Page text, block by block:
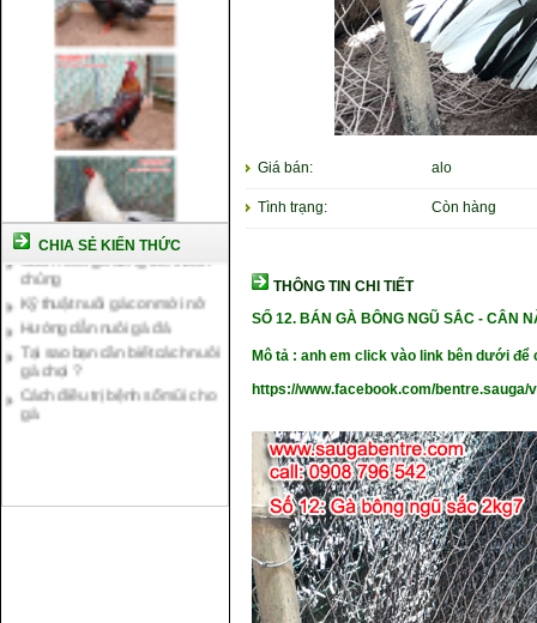
CHIA SẺ KIẾN THỨC
Cách nuôi gà chế độ đá c1
Cách nuôi gà đông tảo thuần
chủng
Kỹ thuật nuôi gà con mới nở
Hướng dẫn nuôi gà đá
Tại sao bạn cần biết cách nuôi
gà chọi ?
Cách điều trị bệnh sổ mũi cho
gà
Giá bán: alo
Tình trạng: Còn hàng
THÔNG TIN CHI TIẾT
SỐ 12.BÁN GÀ BÔNG NGŨ SẮC - CÂN
Mô tả : anh em click vào link bên dưới để
https://www.facebook.com/bentre.sauga/